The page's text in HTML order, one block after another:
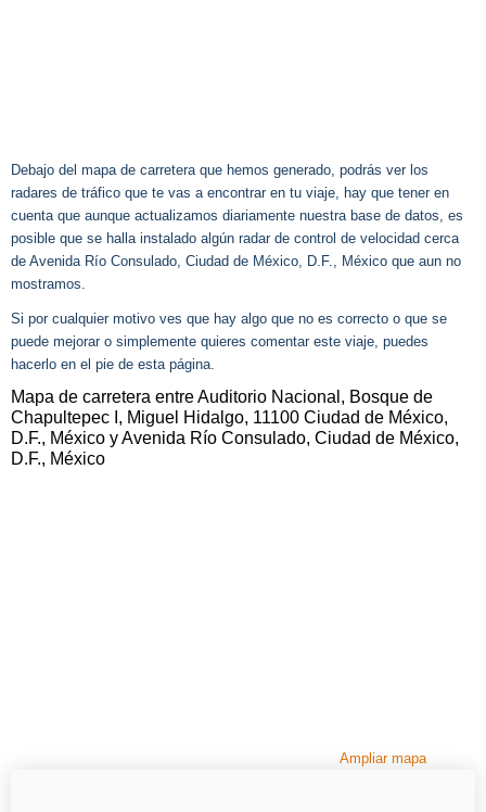
Debajo del mapa de carretera que hemos generado, podrás ver los
radares de tráfico que te vas a encontrar en tu viaje, hay que tener en
cuenta que aunque actualizamos diariamente nuestra base de datos, es
posible que se halla instalado algún radar de control de velocidad cerca
de Avenida Río Consulado, Ciudad de México, D.F., México que aun no
mostramos.
Si por cualquier motivo ves que hay algo que no es correcto o que se
puede mejorar o simplemente quieres comentar este viaje, puedes
hacerlo en el pie de esta página.
Mapa de carretera entre Auditorio Nacional, Bosque de
Chapultepec I, Miguel Hidalgo, 11100 Ciudad de México,
D.F., México y Avenida Río Consulado, Ciudad de México,
D.F., México
Ampliar mapa